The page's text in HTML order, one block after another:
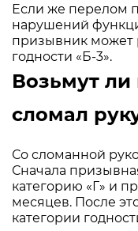
Если же перелом
нарушений
призывник может
годности «Б-3».
Возьмут
сломал
Со сломанной
Сначала
категорию «Г» и
месяцев. После
категории